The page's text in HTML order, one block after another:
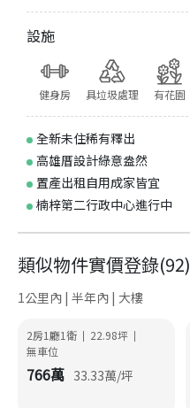
設施
健身房 具垃圾處理 有花園
全新未住稀有釋出
高雄厝設計綠意盎然
置產出租自用成家皆宜
楠梓第二行政中心進行中
類似物件實價登錄(92)
1公里內 | 半年內 | 大樓
2房1廳1衛 | 22.98坪 |
無車位
766萬 33.33萬/坪